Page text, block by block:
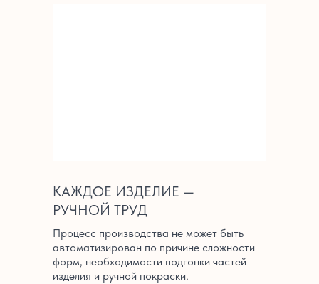
Процесс производства не может быть
автоматизирован по причине сложности
форм, необходимости подгонки частей
изделия и ручной покраски.
КАЖДОЕ ИЗДЕЛИЕ —
РУЧНОЙ ТРУД